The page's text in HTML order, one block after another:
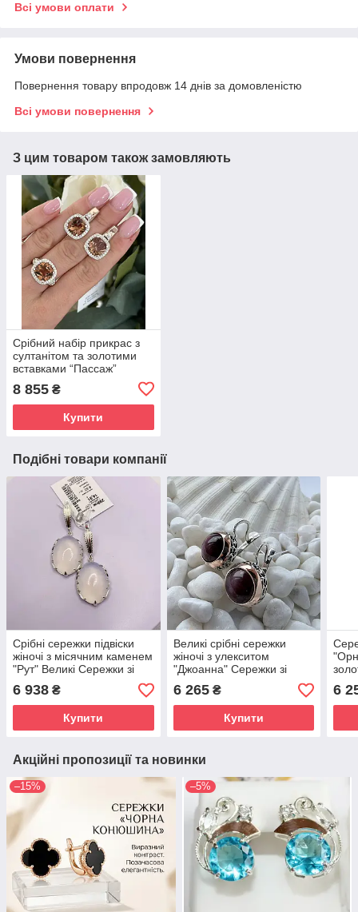
Всі умови оплати
Умови повернення
Повернення товару впродовж 14 днів за домовленістю
Всі умови повернення
З цим товаром також замовляють
Срібний набір прикрас з
султанітом та золотими
вставками “Пассаж”
каблучка
8 855 ₴
Купити
Подібні товари компанії
Срібні сережки підвіски
жіночі з місячним каменем
"Рут" Великі Сережки зі
срібла 925 проби
6 938 ₴
Купити
Великі срібні сережки
жіночі з улекситом
"Джоанна" Сережки зі
срібла з каменем
6 265₴
Купити
6
Акційні пропозиції та новинки
–15% –5%